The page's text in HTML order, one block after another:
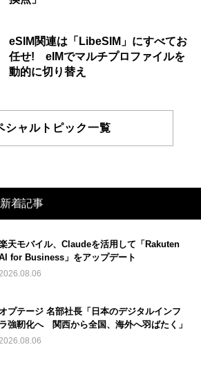
eSIM関連は「LibeSIM」にすべてお
任せ! eIMでマルチプロファイルを
動的に切り替え
シャルトピック一覧
新着記事
天モバイル、Claudeを活用して「Rakuten
for Business」をアップデート
2026.08.06
プテージ 名部社長「日本のデジタルインフ
ラ強靭化へ 関西から全国、海外へ羽ばたく」